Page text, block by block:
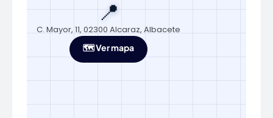
📍
C. Mayor, 11, 02300 Alcaraz, Albacete
🗺️ Ver mapa